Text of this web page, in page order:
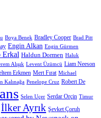
Boya Benek Bradley Cooper Brad Pitt
Engin Alkan Engin Gürmen
Erkal Haldun Dormen Haluk
Alışık Levent Üzümcü Liam Neeson
Erkmen Mert Fırat Michael
Kalınağa Penelope Cruz Robert De
Selen Uçer Serdar Orçin Timur
İlker Ayrık Şevket Çoruh